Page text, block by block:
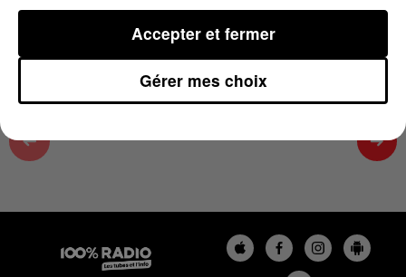
dans la Haute Garonne avec Karine
Gérer mes choix
Accepter et fermer